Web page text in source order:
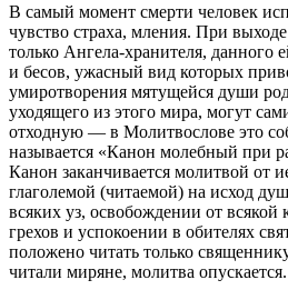
В самый момент смерти человек
чувство страха, мления. При
только Ангела-хранителя,
и бесов, ужасный вид которых
умиротворения мятущейся души
уходящего из этого мира, могут
отходную — в Молитвослове это
называется «Канон молебный при
Канон заканчивается молитвой от
глаголемой (читаемой) на исход
всяких уз, освобождении от
грехов и успокоении в обителях
положено читать только
читали миряне, молитва опускается.